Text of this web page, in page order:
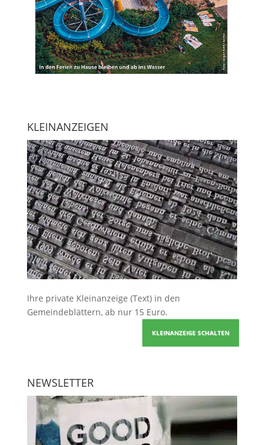
KLEINANZEIGEN
Ihre private Kleinanzeige (Text) in den
Gemeindeblättern, ab nur 15 Euro.
KLEINANZEIGE SCHALTEN
NEWSLETTER